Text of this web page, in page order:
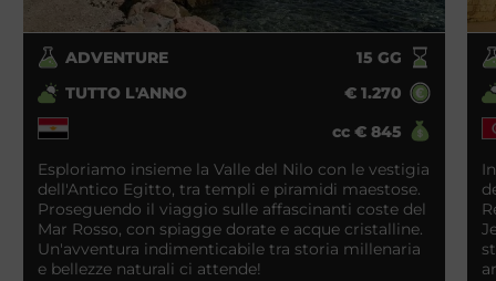
ADVENTURE 15 GG
TUTTO L'ANNO
€ 1.270
cc€ 845
Esploriamo insieme la Valle del Nilo con le vestigia
dell'Antico Egitto, tra templi e piramidi maestose.
Proseguendo il viaggio sulle affascinanti coste del
Mar Rosso, con spiagge dorate e acque cristalline.
Un'avventura indimenticabile tra storia millenaria
e bellezze naturali ci attende!